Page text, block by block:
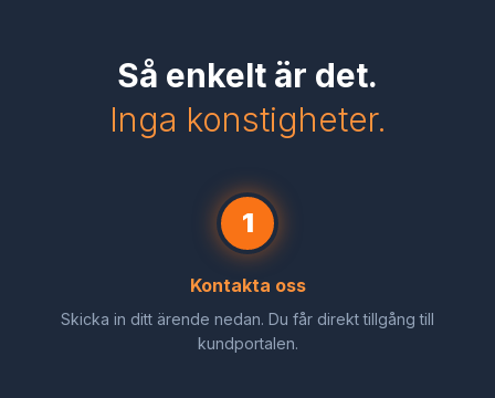
Så enkelt är det.
Inga konstigheter.
1
Kontakta oss
Skicka in ditt ärende nedan. Du får direkt tillgång till
kundportalen.